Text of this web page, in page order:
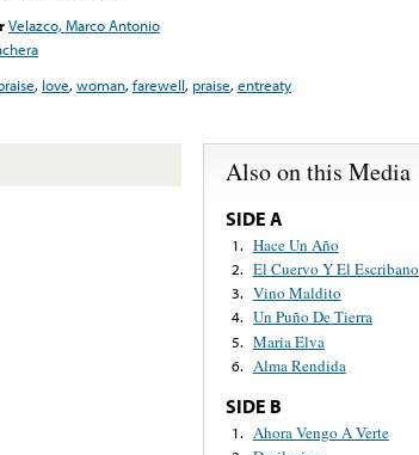
Velazco, Marco Antonio
, love,woman,farewell, praise,entreaty
Also on this Media
SIDE A
1. Hace Un Año
2. El Cuervo Y El Escribano
3. Vino Maldito
4. Un Puño De Tierra
5. Maria Elva
6. Alma Rendida
SIDE B
1. Ahora Vengo A Verte